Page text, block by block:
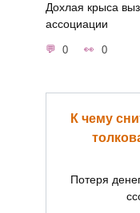
Дохлая крыса
ассоциации
0 0
К чему
Потеря